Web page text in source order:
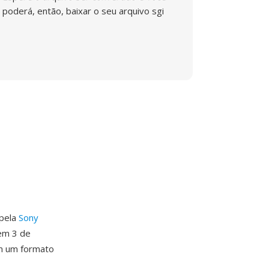
poderá, então, baixar o seu arquivo sgi
Sony
3 de
um formato